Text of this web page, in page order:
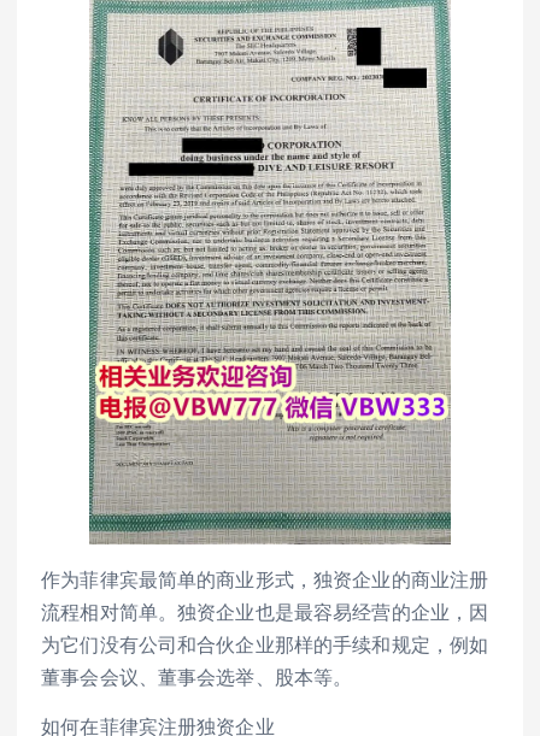
作为菲律宾最简单的商业形式，独资企业的商业注册
流程相对简单。独资企业也是最容易经营的企业，因
为它们没有公司和合伙企业那样的手续和规定，例如
董事会会议、董事会选举、股本等。
如何在菲律宾注册独资企业